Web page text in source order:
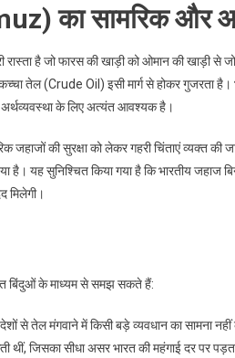
का सामरिक और
रास्ता है जो फारस की खाड़ी को ओमान की खाड़ी से
तेल (Crude Oil) इसी मार्ग से होकर गुजरता
अर्थव्यवस्था के लिए अत्यंत आवश्यक है।
की सुरक्षा को लेकर गहरी चिंताएं व्यक्त की
यह सुनिश्चित किया गया है कि भारतीय जहाज
मिलेगी।
बिंदुओं के माध्यम से समझ सकते हैं:
से तेल मंगवाने में किसी बड़े व्यवधान का सामना
थीं, जिसका सीधा असर भारत की महंगाई दर पर